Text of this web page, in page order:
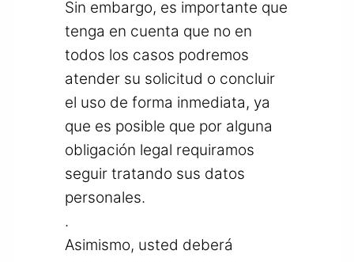
Sin embargo, es importante que
tenga en cuenta que no en
todos los casos podremos
atender su solicitud o concluir
el uso de forma inmediata, ya
que es posible que por alguna
obligación legal requiramos
seguir tratando sus datos
personales.
.
Asimismo, usted deberá